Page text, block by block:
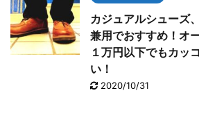
カジュアルシューズ
兼用でおすすめ！オ
１万円以下でもカッ
い！
2020/10/31